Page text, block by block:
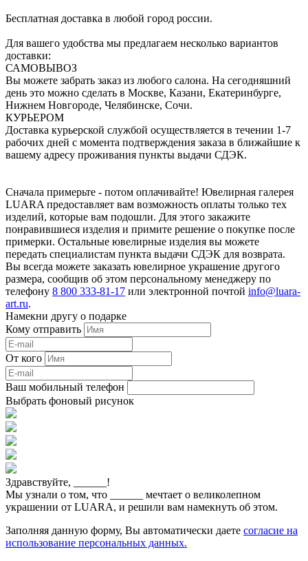
Бесплатная доставка в любой город россии.
Для вашего удобства мы предлагаем несколько вариантов
доставки:
САМОВЫВОЗ
Вы можете забрать заказ из любого салона. На сегодняшний
день это можно сделать в Москве, Казани, Екатеринбурге,
Нижнем Новгороде, Челябинске, Сочи.
КУРЬЕРОМ
Доставка курьерской службой осуществляется в течении 1-7
рабочих дней с момента подтверждения заказа в ближайшие к
вашему адресу проживания пункты выдачи СДЭК.
Сначала примерьте - потом оплачивайте! Ювелирная галерея
LUARA предоставляет вам возможность оплаты только тех
изделий, которые вам подошли. Для этого закажите
понравившиеся изделия и примите решение о покупке после
примерки. Остальные ювелирные изделия вы можете
передать специалистам пункта выдачи СДЭК для возврата.
Вы всегда можете заказать ювелирное украшение другого
размера, сообщив об этом персональному менеджеру по
телефону 8 800 333-81-17 или электронной почтой info@luara-
art.ru.
Намекни другу о подарке
Кому отправить
От кого
Ваш мобильный телефон
Выбрать фоновый рисунок
Здравствуйте,
!
Мы узнали о том, что
мечтает о великолепном
украшении от LUARA, и решили вам намекнуть об этом.
Заполняя данную форму, Вы автоматически даете согласие на
использование персональных данных.